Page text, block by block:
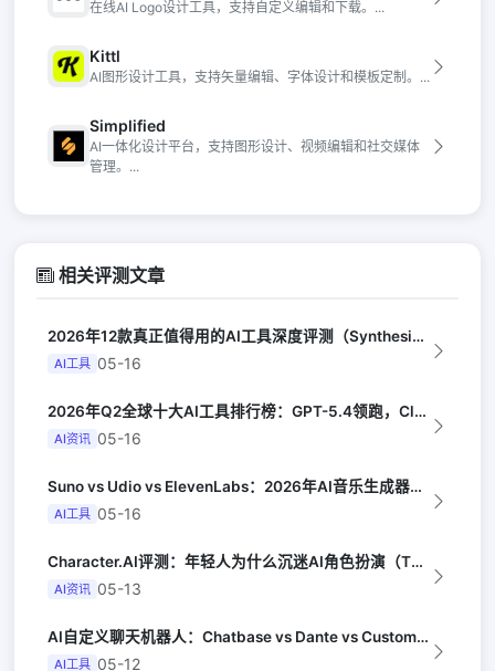
在线AI Logo设计工具，支持自定义编辑和下载。...
Kittl
AI图形设计工具，支持矢量编辑、字体设计和模板定制。...
Simplified
AI一体化设计平台，支持图形设计、视频编辑和社交媒体
管理。...
相关评测文章
2026年12款真正值得用的AI工具深度评测（Synthesia评选）
AI工具 05-16
2026年Q2全球十大AI工具排行榜：GPT-5.4领跑，Claude Opus...
AI资讯 05-16
Suno vs Udio vs ElevenLabs：2026年AI音乐生成器三...
AI工具 05-16
Character.AI评测：年轻人为什么沉迷AI角色扮演（The Atlant...
AI资讯 05-13
AI自定义聊天机器人：Chatbase vs Dante vs CustomGP...
AI工具 05-12